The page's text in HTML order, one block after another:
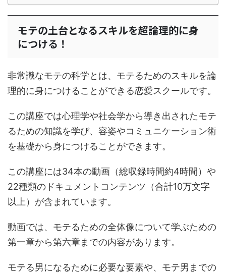
モテの土台となるスキルを超論理的に身
につける！
非常識なモテの科学とは、モテるためのスキルを論
理的に身につけることができる恋愛スクールです。
この講座では心理学や社会学から導き出されたモテ
るための知識を学び、容姿やコミュニケーション術
を基礎から身につけることができます。
この講座には34本の動画（総収録時間約4時間）や
22種類のドキュメントコンテンツ（合計10万文字
以上）が含まれています。
動画では、モテるための全体像について学ぶための
第一章から第六章までの内容があります。
モテる男になるために必要な要素や、モテ男までの